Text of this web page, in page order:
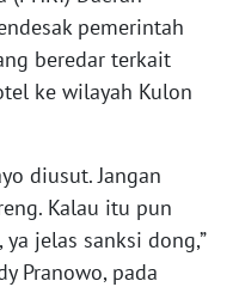
pemerintah
beredar terkait
ke wilayah Kulon
diusut. Jangan
Kalau itu pun
jelas sanksi dong,”
Pranowo, pada